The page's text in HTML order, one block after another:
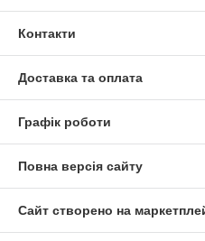
Контакти
Доставка та оплата
Графік роботи
Повна версія сайту
Сайт створено на